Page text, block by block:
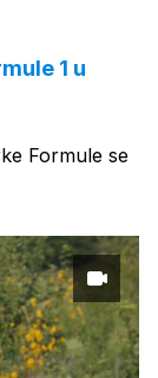
1 u
Formule se